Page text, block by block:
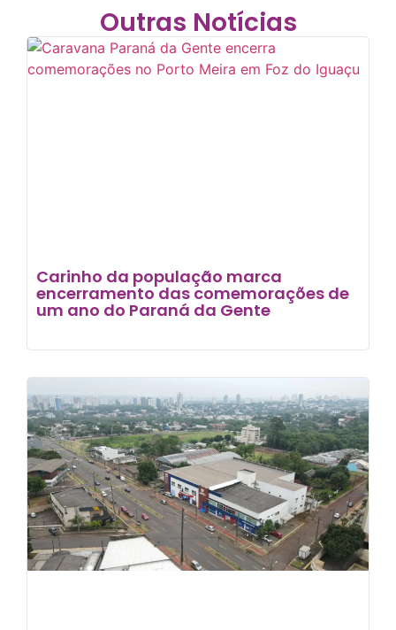
Outras Notícias
Carinho da população marca
encerramento das comemorações de
um ano do Paraná da Gente